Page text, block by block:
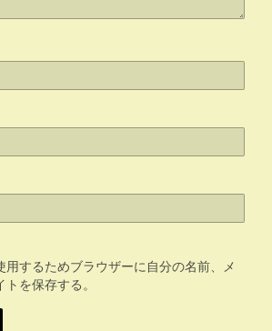
用するためブラウザーに自分の名前、メ
を保存する。